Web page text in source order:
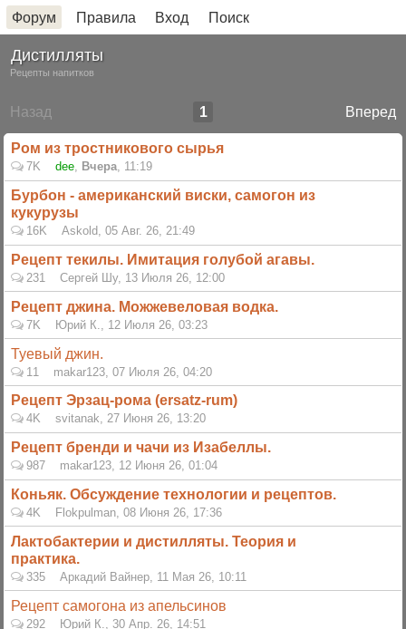
Форум Правила Вход Поиск
Дистилляты
Рецепты напитков
Назад Вперед
1
Ром из тростникового сырья
7K dee, Вчера, 11:19
Бурбон - американский виски, самогон из
кукурузы
16K Askold, 05 Авг. 26, 21:49
Рецепт текилы. Имитация голубой агавы.
231 Сергей Шу, 13 Июля 26, 12:00
Рецепт джина. Можжевеловая водка.
7K Юрий К. 12 Июля 26, 03:23
Туевый джин.
11 makar123, 07 Июля 26, 04:20
Рецепт Эрзац-рома (ersatz-rum)
4K svitanak, 27 Июня 26, 13:20
Рецепт бренди и чачи из Изабеллы.
987 makar123, 12 Июня 26, 01:04
Коньяк. Обсуждение технологии и рецептов.
4K Flokpulman, 08 Июня 26, 17:36
Лактобактерии и дистилляты. Теория и
практика.
335 Аркадий Вайнер, 11 Мая 26, 10:11
Рецепт самогона из апельсинов
292 Юрий К. 30 Апр. 26, 14:51